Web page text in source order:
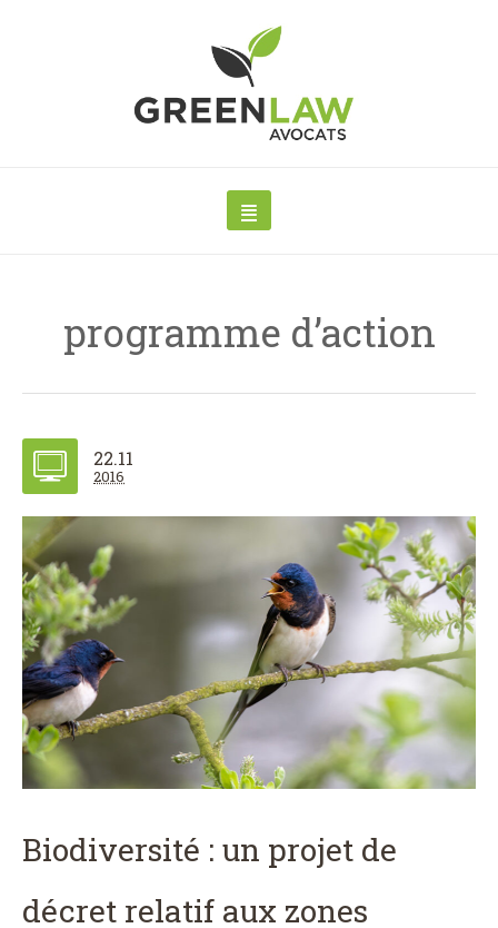
programme d’action
22.11
2016
Biodiversité : un projet de
décret relatif aux zones